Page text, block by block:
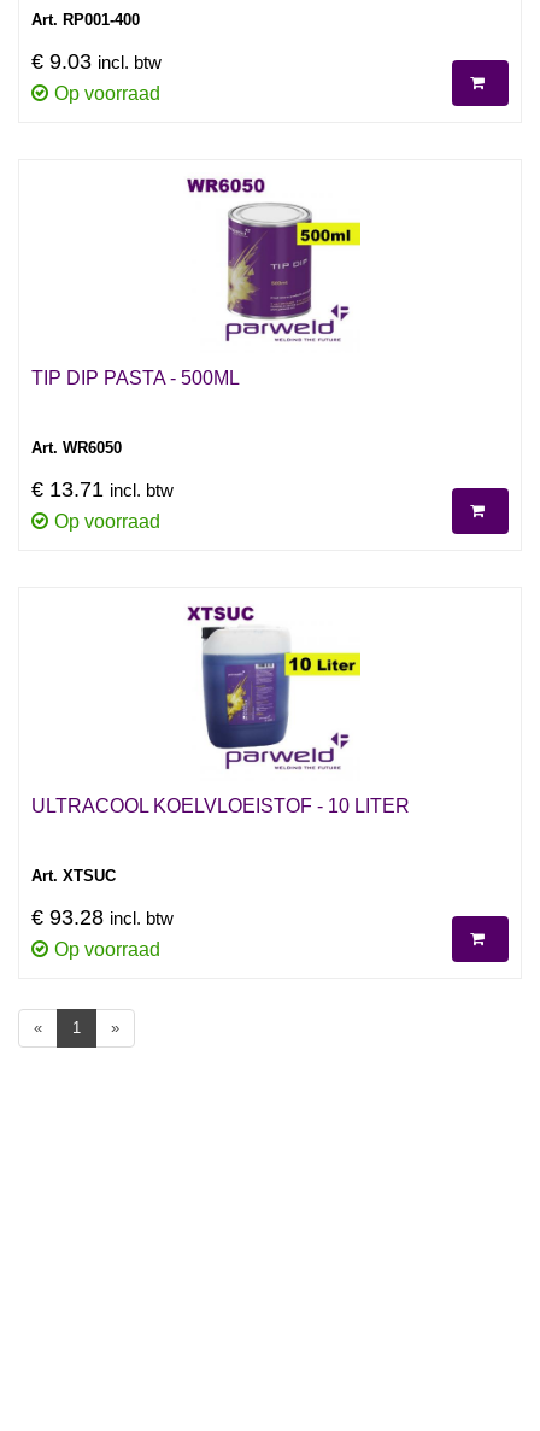
Art. RP001-400
€ 9.03 incl. btw
Op voorraad
TIP DIP PASTA - 500ML
Art. WR6050
€ 13.71 incl. btw
Op voorraad
ULTRACOOL KOELVLOEISTOF - 10 LITER
Art. XTSUC
€ 93.28 incl. btw
Op voorraad
« 1 »